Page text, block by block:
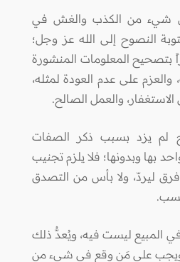
شيء من الكذب والغش في
النصوح إلى الله عز وجل؛
بتصحيح المعلومات المنشورة
والعزم على عدم العودة لمثله،
الاستغفار، والعمل الصالح.
لم يزد بسبب ذكر الصفات
بها وبدونها؛ فلا يلزم تجنيب
ليردّ، ولا بأس من التصدق
المبيع ليست فيه، ويُعدُّ ذلك
ويجب على مَن وقع في شيء من